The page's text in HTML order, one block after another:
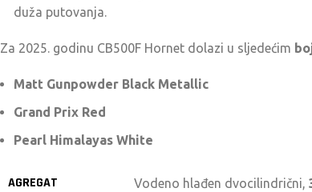
duža putovanja.
Za 2025. godinu CB500F Hornet dolazi u sljedećim
Matt Gunpowder Black Metallic
Grand Prix Red
Pearl Himalayas White
AGREGAT Vodeno hlađen dvocilindrični,